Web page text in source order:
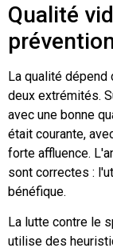
Qualité
La qualité dépend
deux extrémités.
avec une bonne
était courante,
forte affluence.
sont correctes :
bénéfique.
La lutte contre le
utilise des